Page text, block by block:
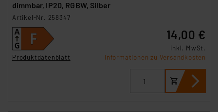
dimmbar, IP20, RGBW, Silber
Artikel-Nr. 258347
Produktdatenblatt
14,00 €
inkl. MwSt.
Informationen zu Versandkosten